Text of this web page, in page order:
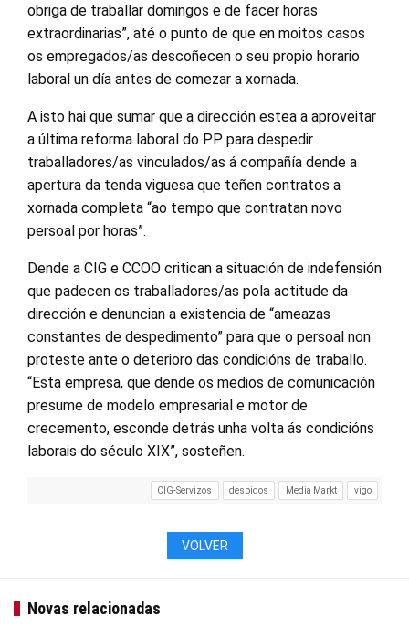
obriga de traballar domingos e de facer horas
extraordinarias”, até o punto de que en moitos casos
os empregados/as descoñecen o seu propio horario
laboral un día antes de comezar a xornada.
A isto hai que sumar que a dirección estea a aproveitar
a última reforma laboral do PP para despedir
traballadores/as vinculados/as á compañía dende a
apertura da tenda viguesa que teñen contratos a
xornada completa “ao tempo que contratan novo
persoal por horas”.
Dende a CIG e CCOO critican a situación de indefensión
que padecen os traballadores/as pola actitude da
dirección e denuncian a existencia de “ameazas
constantes de despedimento” para que o persoal non
proteste ante o deterioro das condicións de traballo.
“Esta empresa, que dende os medios de comunicación
presume de modelo empresarial e motor de
crecemento, esconde detrás unha volta ás condicións
laborais do século XIX”, sosteñen.
CIG-Servizos despidos Media Markt vigo
VOLVER
Novas relacionadas